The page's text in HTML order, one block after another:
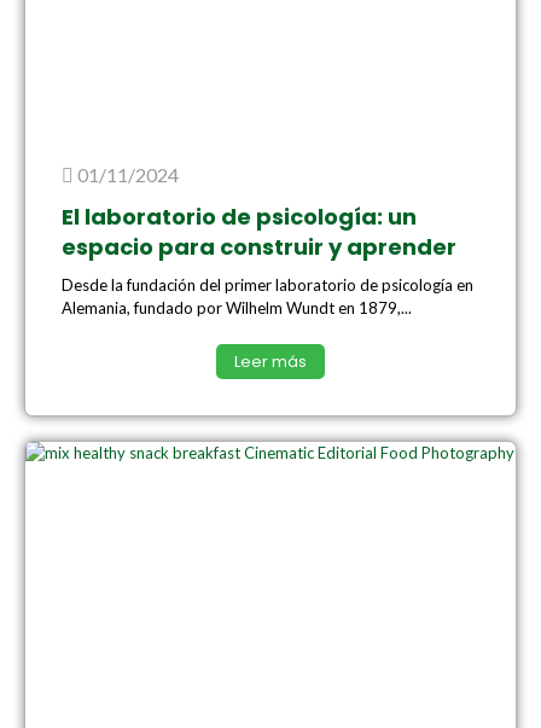
01/11/2024
El laboratorio de psicología: un
espacio para construir y aprender
Desde la fundación del primer laboratorio de psicología en
Alemania, fundado por Wilhelm Wundt en 1879,...
Leer más